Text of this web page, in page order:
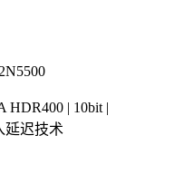
HDR400 | 10bit |
延迟技术